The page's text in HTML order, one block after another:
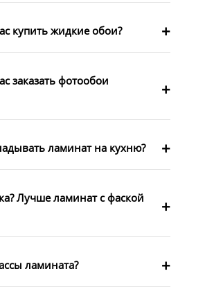
купить жидкие обои?
заказать фотообои
ламинат на кухню?
Лучше ламинат с фаской
ламината?